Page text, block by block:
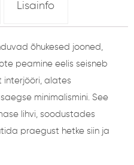
Lisainfo
õhukesed jooned,
peamine eelis seisneb
interjööri, alates
minimalismini. See
lihvi, soodustades
praegust hetke siin ja